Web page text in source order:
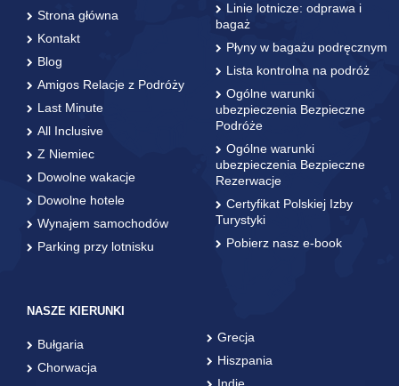
Strona główna
Kontakt
Blog
Amigos Relacje z Podróży
Last Minute
All Inclusive
Z Niemiec
Dowolne wakacje
Dowolne hotele
Wynajem samochodów
Parking przy lotnisku
Linie lotnicze: odprawa i
bagaż
Płyny w bagażu podręcznym
Lista kontrolna na podróż
Ogólne warunki
ubezpieczenia Bezpieczne
Podróże
Ogólne warunki
ubezpieczenia Bezpieczne
Rezerwacje
Certyfikat Polskiej Izby
Turystyki
Pobierz nasz e-book
NASZE KIERUNKI
Bułgaria
Chorwacja
Grecja
Hiszpania